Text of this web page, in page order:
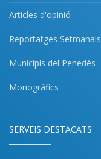
Articles d'opinió
Reportatges Setmanals
Municipis del Penedès
Monogràfics
SERVEIS DESTACATS